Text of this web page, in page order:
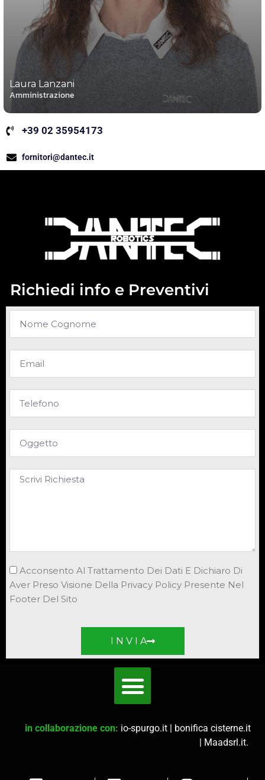
Laura Lanzani
Amministrazione
+39 02 35954173
fornitori@dantec.it
Richiedi info e Preventivi
Acconsento Al Trattamento Dei Dati E Dichiaro Di
Aver Preso Visione Della Privacy Policy Presente Nel
Footer Del Sito
I N V I A
in collaborazione con: io-spurgo.it | bonifica cisterne.it
| Maadsrl.it.